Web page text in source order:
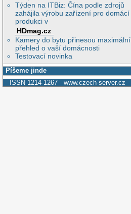
Týden na ITBiz: Čína podle zdrojů
zahájila výrobu zařízení pro domácí
produkci v
HDmag.cz
Kamery do bytu přinesou maximální
přehled o vaší domácnosti
Testovací novinka
Píšeme jinde
ISSN 1214-1267 www.czech-server.cz